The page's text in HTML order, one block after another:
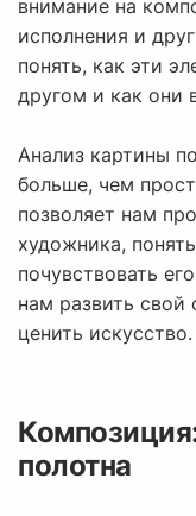
внимание на
исполнения и
понять, как эти
другом и как они
Анализ картины
больше, чем
позволяет нам
художника,
почувствовать
нам развить свой
ценить искусство.
полотна